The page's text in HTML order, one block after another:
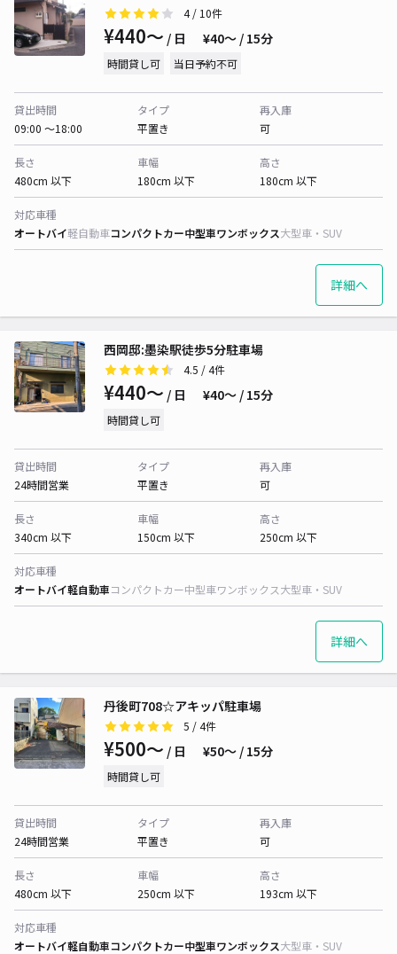
4/ 10件
¥440〜 / 日 ¥40〜 / 15分
時間貸し可 当日予約不可
貸出時間
09:00 〜18:00
タイプ
平置き
再入庫
可
長さ
480cm 以下
車幅
180cm 以下
高さ
180cm 以下
対応車種
オートバイ軽自動車コンパクトカー中型車ワンボックス大型車・SUV
詳細へ
西岡邸:墨染駅徒歩5分駐車場
4.5 / 4件
¥440〜 / 日 ¥40〜 / 15分
時間貸し可
貸出時間
24時間営業
タイプ
平置き
再入庫
可
長さ
340cm 以下
車幅
150cm 以下
高さ
250cm 以下
対応車種
オートバイ軽自動車コンパクトカー中型車ワンボックス大型車・SUV
詳細へ
丹後町708☆アキッパ駐車場
5 / 4件
¥500〜 / 日 ¥50〜 / 15分
時間貸し可
貸出時間
24時間営業
タイプ
平置き
再入庫
可
長さ
480cm 以下
車幅
250cm 以下
高さ
193cm 以下
対応車種
オートバイ軽自動車コンパクトカー中型車ワンボックス大型車・SUV